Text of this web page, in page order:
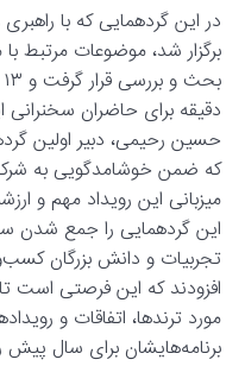
در این گردهمایی که با
برگزار شد، موضوعات مرتبط
دقیقه برای حاضران سخنرانی
حسین رحیمی، دبیر اولین
که ضمن خوشامدگویی به
میزبانی این رویداد مهم و
این گردهمایی را جمع شدن
تجربیات و دانش بزرگان
افزودند که این فرصتی است تا
مورد ترندها، اتفاقات و
برنامه‌هایشان برای سال